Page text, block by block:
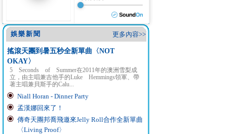
更多內容>>
娛樂新聞
搖滾天團到暑五秒全新單曲〈NOT
OKAY〉
5 Seconds of Summer在2011年的澳洲雪梨成
立，由主唱兼吉他手的Luke Hemmings領軍、帶
著主唱兼貝斯手的Calu...
Niall Horan - Dinner Party
孟漢娜回來了！
傳奇天團邦喬飛邀來Jelly Roll合作全新單曲
〈Living Proof〉